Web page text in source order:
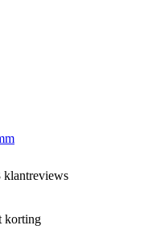
klantreviews
korting